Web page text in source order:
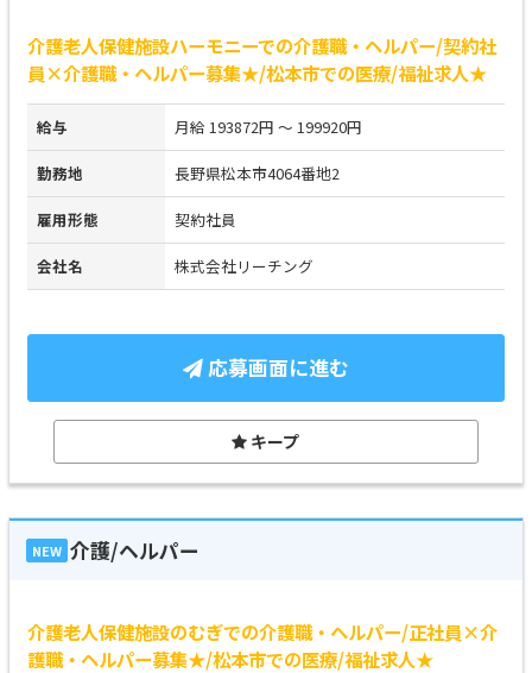
介護老人保健施設ハーモニーでの介護職・ヘルパー/契約社
員×介護職・ヘルパー募集★/松本市での医療/福祉求人★
給与 月給 193872円 ～ 199920円
勤務地 長野県松本市4064番地2
雇用形態 契約社員
会社名 株式会社リーチング
応募画面に進む
キープ
NEW 介護/ヘルパー
介護老人保健施設のむぎでの介護職・ヘルパー/正社員×介
護職・ヘルパー募集★/松本市での医療/福祉求人★